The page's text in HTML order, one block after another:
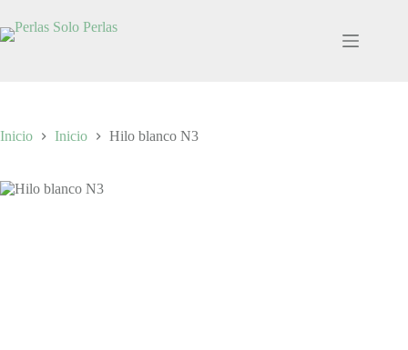
contenido
Inicio Inicio Hilo blanco N3